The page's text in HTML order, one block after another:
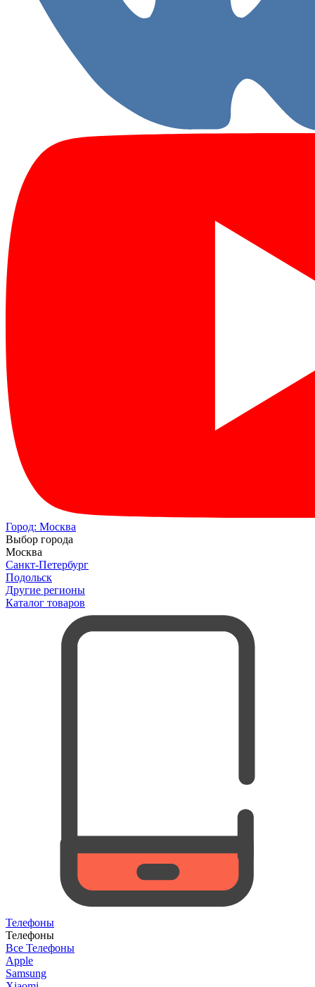
Город: Москва
Выбор города
Москва
Санкт-Петербург
Подольск
Другие регионы
Каталог товаров
Телефоны
Телефоны
Все Телефоны
Apple
Samsung